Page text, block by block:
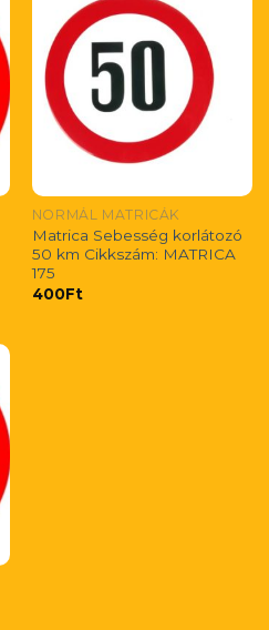
NORMÁL MATRICÁK
Matrica Sebesség korlátozó
50 km Cikkszám: MATRICA
175
400Ft